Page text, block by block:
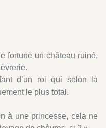
fortune un château ruiné,
d’un roi qui selon la
le plus total.
à une princesse, cela ne